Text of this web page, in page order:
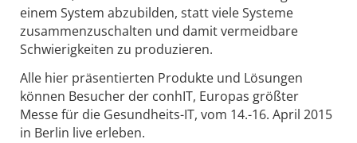
einem System abzubilden, statt viele Systeme
zusammenzuschalten und damit vermeidbare
Schwierigkeiten zu produzieren.
Alle hier präsentierten Produkte und Lösungen
können Besucher der conhIT, Europas größter
Messe für die Gesundheits-IT, vom 14.-16. April 2015
in Berlin live erleben.